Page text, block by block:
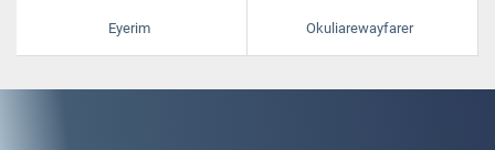
Eyerim Okuliarewayfarer